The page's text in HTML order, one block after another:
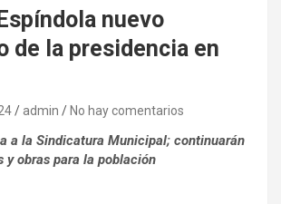
nuevo
de la presidencia en
admin No hay comentarios
a la Sindicatura Municipal; continuarán
y obras para la población